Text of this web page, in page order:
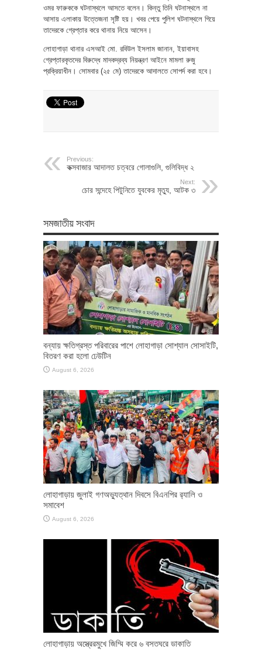
ওমর ফারুককে ঘটনাস্থলে আসতে বলেন। কিন্তু তিনি ঘটনাস্থলে না
আসায় এলাকায় উত্তেজনা সৃষ্টি হয়। খবর পেয়ে পুলিশ ঘটনাস্থলে গিয়ে
তাদেরকে গ্রেপ্তার করে থানায় নিয়ে আসেন।
লোহাগাড়া থানার এসআই মো. রবিউল ইসলাম জানান, ইয়াবাসহ
গ্রেপ্তারকৃতদের বিরুদ্ধে মাদকদ্রব্য নিয়ন্ত্রণ আইনে মামলা রুজু
প্রক্রিয়াধীন। সোমবার (২৫ মে) তাদেরকে আদালতে সোপর্দ করা হবে।
Previous:
কক্সবাজার আদালত চত্বরে গোলাগুলি, গুলিবিদ্ধ ২
Next:
চোর সন্দেহে পিটুনিতে যুবকের মৃত্যু, আটক ৩
সমজাতীয় সংবাদ
বন্যায় ক্ষতিগ্রস্ত পরিবারের পাশে লোহাগাড়া সোশ্যাল সোসাইটি,
বিতরণ করা হলো ঢেউটিন
August 6, 2026
লোহাগাড়ায় জুলাই গণঅভ্যুত্থান দিবসে বিএনপির র‌্যালি ও
সমাবেশ
August 6, 2026
লোহাগাড়ায় অস্ত্রেরমুখে জিম্মি করে ৬ বসতঘরে ডাকাতি